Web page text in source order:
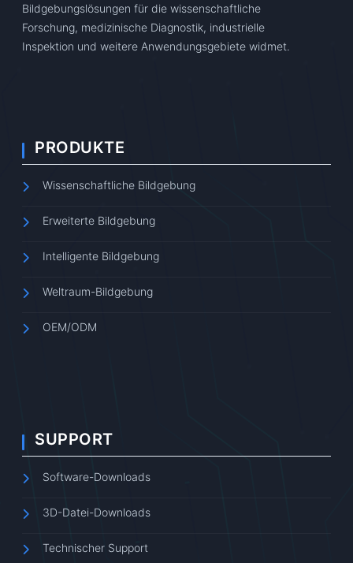
Bildgebungslösungen für die wissenschaftliche
Forschung, medizinische Diagnostik, industrielle
Inspektion und weitere Anwendungsgebiete widmet.
PRODUKTE
Wissenschaftliche Bildgebung
Erweiterte Bildgebung
Intelligente Bildgebung
Weltraum-Bildgebung
OEM/ODM
SUPPORT
Software-Downloads
3D-Datei-Downloads
Technischer Support